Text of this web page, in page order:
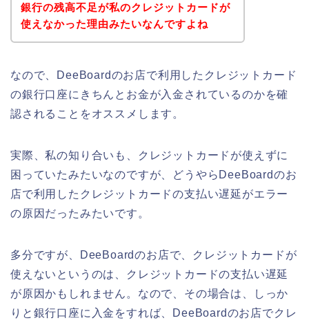
銀行の残高不足が私のクレジットカードが
使えなかった理由みたいなんですよね
なので、DeeBoardのお店で利用したクレジットカード
の銀行口座にきちんとお金が入金されているのかを確
認されることをオススメします。
実際、私の知り合いも、クレジットカードが使えずに
困っていたみたいなのですが、どうやらDeeBoardのお
店で利用したクレジットカードの支払い遅延がエラー
の原因だったみたいです。
多分ですが、DeeBoardのお店で、クレジットカードが
使えないというのは、クレジットカードの支払い遅延
が原因かもしれません。なので、その場合は、しっか
りと銀行口座に入金をすれば、DeeBoardのお店でクレ